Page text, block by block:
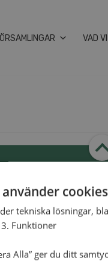
VAD
cookies
tekniska lösningar,
Funktioner
Alla” ger du ditt